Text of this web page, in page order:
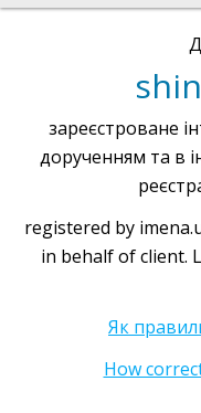
зареєстроване
дорученням та в
registered by
in behalf of client.
Як
How